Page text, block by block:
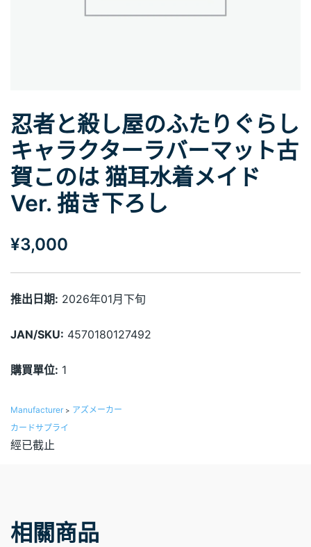
忍者と殺し屋のふたりぐらし
キャラクターラバーマット古
賀このは 猫耳水着メイド
Ver. 描き下ろし
¥3,000
推出日期: 2026年01月下旬
JAN/SKU: 4570180127492
購買單位: 1
Manufacturer > アズメーカー
カードサプライ
經已截止
相關商品